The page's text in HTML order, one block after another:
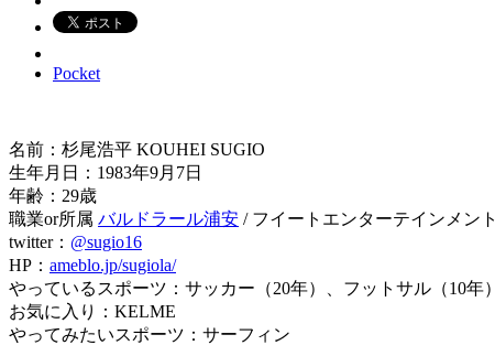
Pocket
名前：杉尾浩平 KOUHEI SUGIO
生年月日：1983年9月7日
年齢：29歳
職業or所属 バルドラール浦安 / フイートエンターテインメント
twitter： @sugio16
HP： ameblo.jp/sugiola/
やっているスポーツ：サッカー（20年）、フットサル（10年）
お気に入り：KELME
やってみたいスポーツ：サーフィン